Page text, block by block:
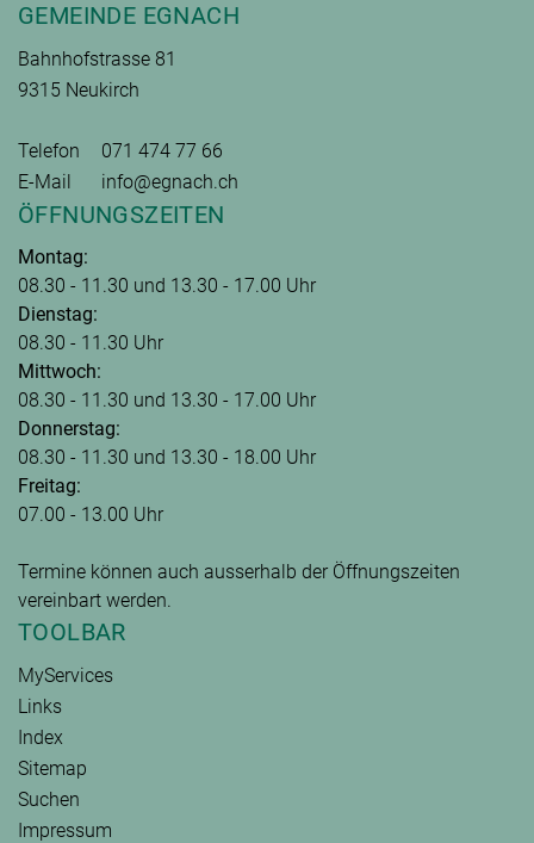
GEMEINDE EGNACH
Bahnhofstrasse 81
9315 Neukirch
Telefon
071 474 77 66
E-Mail
info@egnach.ch
ÖFFNUNGSZEITEN
Montag:
08.30 - 11.30 und 13.30 - 17.00 Uhr
Dienstag:
08.30 - 11.30 Uhr
Mittwoch:
08.30 - 11.30 und 13.30 - 17.00 Uhr
Donnerstag:
08.30 - 11.30 und 13.30 - 18.00 Uhr
Freitag:
07.00 - 13.00 Uhr
Termine können auch ausserhalb der Öffnungszeiten
vereinbart werden.
TOOLBAR
MyServices
Links
Index
Sitemap
Suchen
Impressum